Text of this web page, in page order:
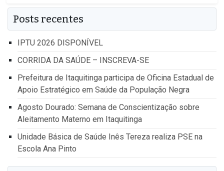
Posts recentes
IPTU 2026 DISPONÍVEL
CORRIDA DA SAÚDE – INSCREVA-SE
Prefeitura de Itaquitinga participa de Oficina Estadual de
Apoio Estratégico em Saúde da População Negra
Agosto Dourado: Semana de Conscientização sobre
Aleitamento Materno em Itaquitinga
Unidade Básica de Saúde Inês Tereza realiza PSE na
Escola Ana Pinto